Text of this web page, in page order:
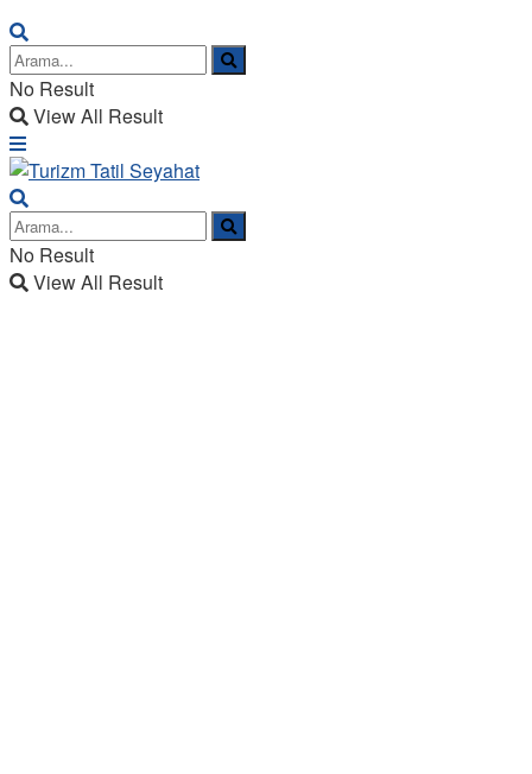
No Result
View All Result
No Result
View All Result